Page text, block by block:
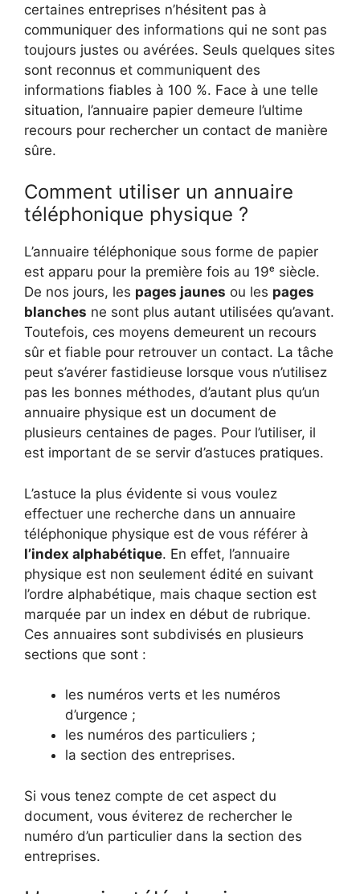
certaines entreprises n’hésitent pas à
communiquer des informations qui ne sont pas
toujours justes ou avérées. Seuls quelques sites
sont reconnus et communiquent des
informations fiables à 100 %. Face à une telle
situation, l’annuaire papier demeure l’ultime
recours pour rechercher un contact de manière
sûre.
Comment utiliser un annuaire
téléphonique physique ?
L’annuaire téléphonique sous forme de papier
est apparu pour la première fois au 19ᵉ siècle.
De nos jours, les pages jaunes ou les pages
blanches ne sont plus autant utilisées qu’avant.
Toutefois, ces moyens demeurent un recours
sûr et fiable pour retrouver un contact. La tâche
peut s’avérer fastidieuse lorsque vous n’utilisez
pas les bonnes méthodes, d’autant plus qu’un
annuaire physique est un document de
plusieurs centaines de pages. Pour l’utiliser, il
est important de se servir d’astuces pratiques.
L’astuce la plus évidente si vous voulez
effectuer une recherche dans un annuaire
téléphonique physique est de vous référer à
l’index alphabétique. En effet, l’annuaire
physique est non seulement édité en suivant
l’ordre alphabétique, mais chaque section est
marquée par un index en début de rubrique.
Ces annuaires sont subdivisés en plusieurs
sections que sont :
les numéros verts et les numéros
d’urgence ;
les numéros des particuliers ;
la section des entreprises.
Si vous tenez compte de cet aspect du
document, vous éviterez de rechercher le
numéro d’un particulier dans la section des
entreprises.